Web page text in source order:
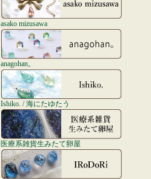
asako mizusawa
anagohan。
Ishiko. / 海にたゆたう
医療系雑貨生みたて卵屋